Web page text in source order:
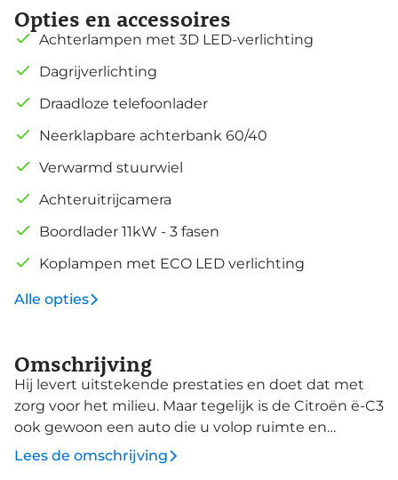
Opties en accessoires
Achterlampen met 3D LED-verlichting
Dagrijverlichting
Draadloze telefoonlader
Neerklapbare achterbank 60/40
Verwarmd stuurwiel
Achteruitrijcamera
Boordlader 11kW - 3 fasen
Koplampen met ECO LED verlichting
Alle opties
Omschrijving
Hij levert uitstekende prestaties en doet dat met
zorg voor het milieu. Maar tegelijk is de Citroën ë-C3
ook gewoon een auto die u volop ruimte en
comfort biedt. Met de elektromotor rijdt u stil en
Lees de omschrijving